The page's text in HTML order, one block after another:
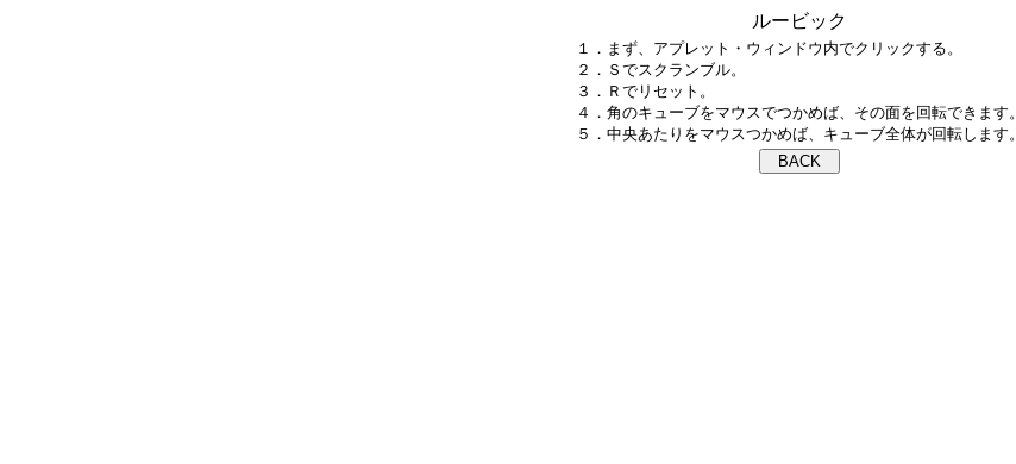
ルービック
１．まず、アプレット・ウィンドウ内でクリックする。
２．Ｓでスクランブル。
３．Ｒでリセット。
４．角のキューブをマウスでつかめば、その面を回転できます。